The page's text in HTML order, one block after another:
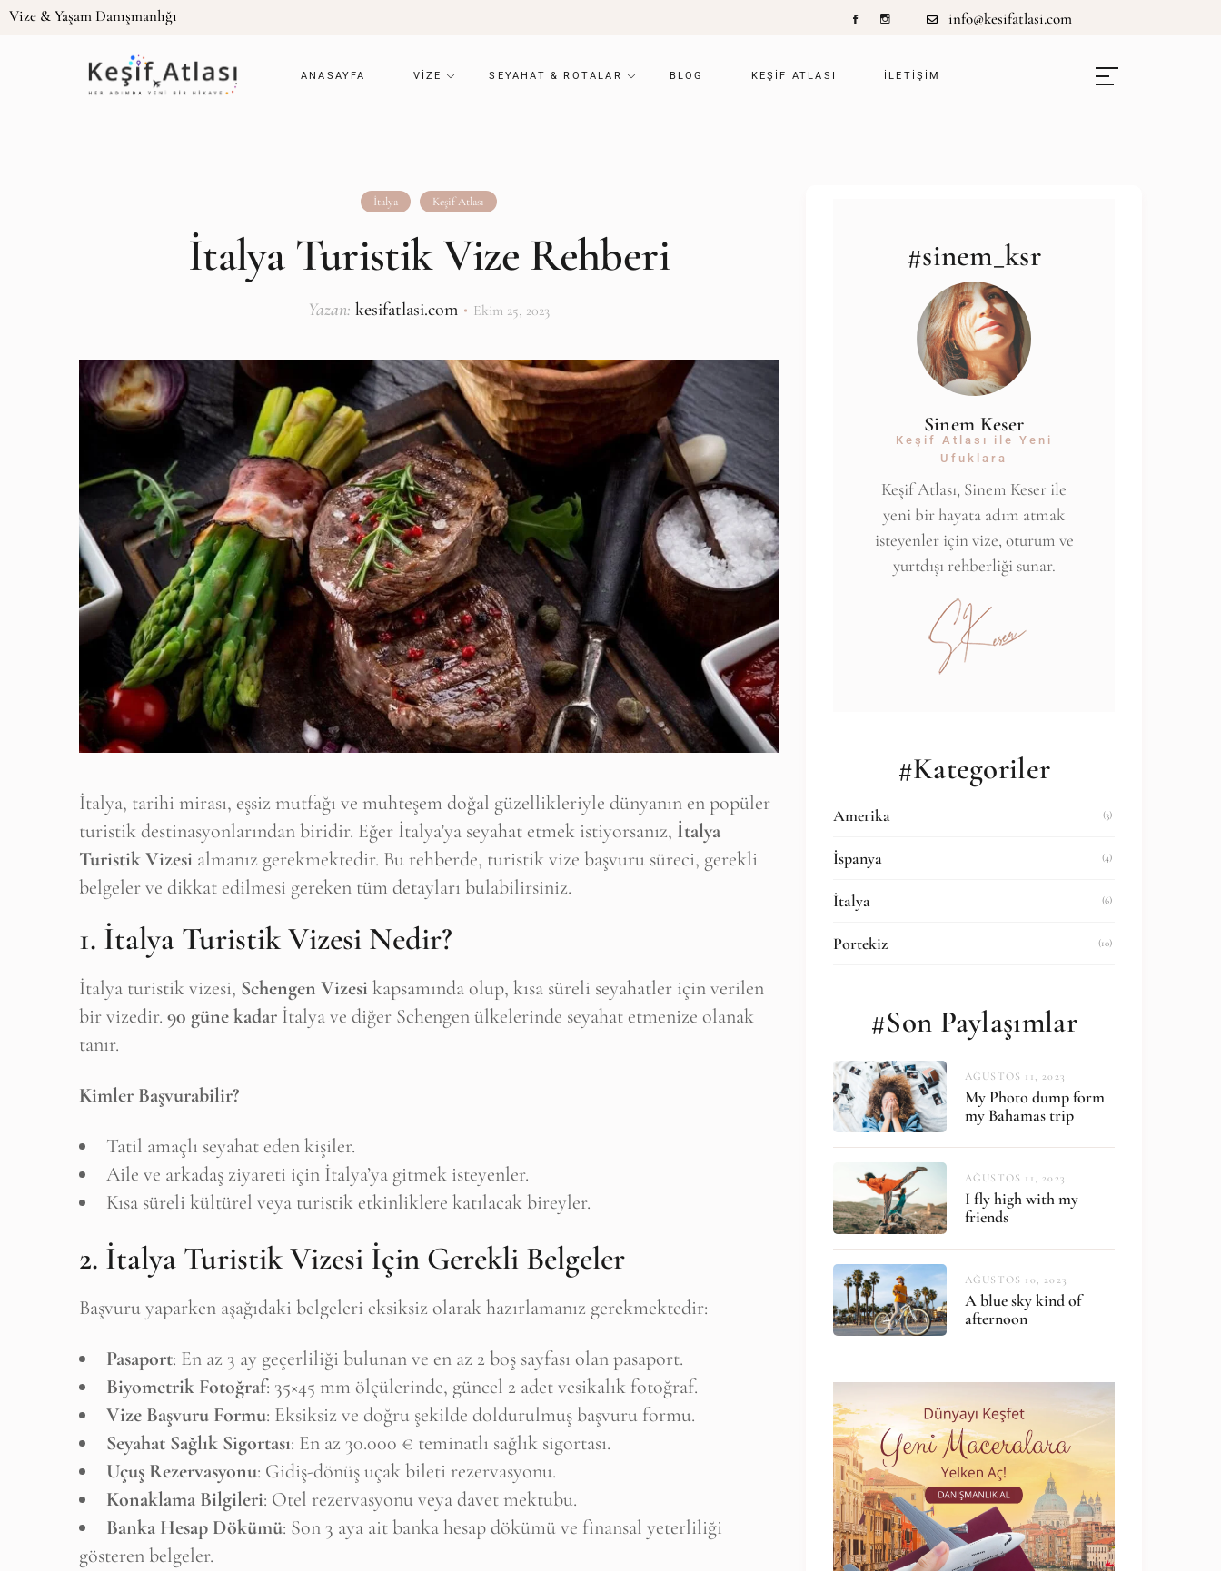
Vize & Yaşam Danışmanlığı info@kesifatlasi.com
ANASAYFA VIZE SEYAHAT & ROTALAR BLOG KEŞIF ATLASI ILETIŞIM
İtalya Keşif Atlası
İtalya Turistik Vize Rehberi
Yazan: kesifatlasi.com Ekim 25, 2023
İtalya, tarihi mirası, eşsiz mutfağı ve muhteşem doğal güzellikleriyle dünyanın en popüler
turistik destinasyonlarından biridir. Eğer İtalya’ya seyahat etmek istiyorsanız, İtalya
Turistik Vizesi almanız gerekmektedir. Bu rehberde, turistik vize başvuru süreci, gerekli
belgeler ve dikkat edilmesi gereken tüm detayları bulabilirsiniz.
1. İtalya Turistik Vizesi Nedir?
İtalya turistik vizesi, Schengen Vizesi kapsamında olup, kısa süreli seyahatler için verilen
bir vizedir. 90 güne kadar İtalya ve diğer Schengen ülkelerinde seyahat etmenize olanak
tanır.
Kimler Başvurabilir?
Tatil amaçlı seyahat eden kişiler.
Aile ve arkadaş ziyareti için İtalya’ya gitmek isteyenler.
Kısa süreli kültürel veya turistik etkinliklere katılacak bireyler.
2. İtalya Turistik Vizesi İçin Gerekli Belgeler
Başvuru yaparken aşağıdaki belgeleri eksiksiz olarak hazırlamanız gerekmektedir:
Pasaport: En az 3 ay geçerliliği bulunan ve en az 2 boş sayfası olan pasaport.
Biyometrik Fotoğraf: 35×45 mm ölçülerinde, güncel 2 adet vesikalık fotoğraf.
Vize Başvuru Formu: Eksiksiz ve doğru şekilde doldurulmuş başvuru formu.
Seyahat Sağlık Sigortası: En az 30.000 € teminatlı sağlık sigortası.
Uçuş Rezervasyonu: Gidiş-dönüş uçak bileti rezervasyonu.
Konaklama Bilgileri: Otel rezervasyonu veya davet mektubu.
Banka Hesap Dökümü: Son 3 aya ait banka hesap dökümü ve finansal yeterliliği
gösteren belgeler.
#sinem_ksr
Sinem Keser
Keşif Atlası ile Yeni
Ufuklara
Keşif Atlası, Sinem Keser ile
yeni bir hayata adım atmak
isteyenler için vize, oturum ve
yurtdışı rehberliği sunar.
#Kategoriler
Amerika (3)
İspanya (4)
İtalya (6)
Portekiz (10)
#Son Paylaşımlar
AĞUSTOS 11, 2023
My Photo dump form
my Bahamas trip
AĞUSTOS 11, 2023
I fly high with my
friends
AĞUSTOS 10, 2023
A blue sky kind of
afternoon